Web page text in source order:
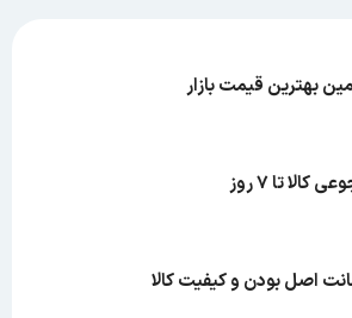
بهترین قیمت بازار
کالا تا 7 روز
اصل بودن و کیفیت کالا